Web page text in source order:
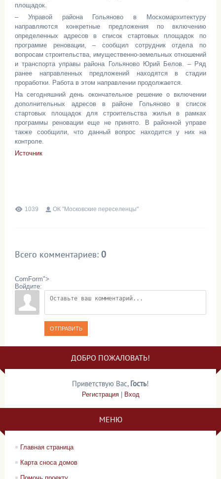
площадок.
– Управой района Гольяново в Москомархитектуру
направляются конкретные предложения по включению
определенных адресов в список стартовых площадок по
программе реновации, – сообщил сотрудник отдела по
вопросам строительства, имущественно-земельных отношений
и транспорта управы района Гольяново Юрий Белов. – Ряд
ранее направленных предложений находятся в стадии
проработки. Работа в этом направлении продолжается.
На сегодняшний день окончательное решение о включении
дополнительных адресов в районе Гольяново в список
стартовых площадок для строительства жилья в рамках
программы реновации еще не принято. В районной управе
также сообщили, что данный вопрос находится у них на
контроле.
Источник
1039 ОК "Московские переселенцы"
Всего комментариев: 0
ComForm">
Войдите:
ОТПРАВИТЬ
ДОБРО ПОЖАЛОВАТЬ!
Приветствую Вас, Гость!
Регистрация| Вход
МЕНЮ
Главная страница
Карта сноса домов